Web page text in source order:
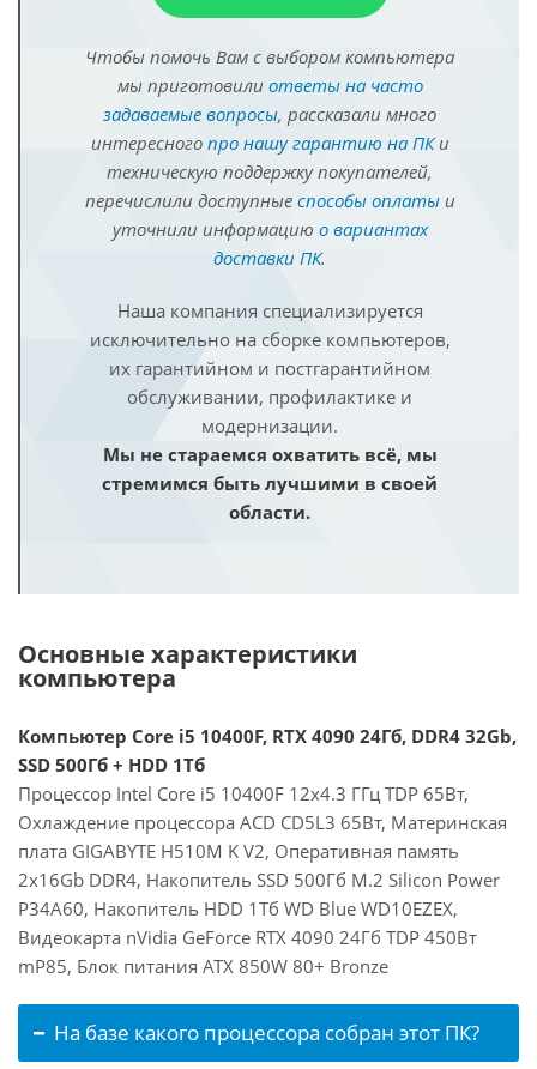
Чтобы помочь Вам с выбором компьютера
мы приготовили ответы на часто
задаваемые вопросы, рассказали много
интересного про нашу гарантию на ПКи
техническую поддержку покупателей,
перечислили доступные способы оплатыи
уточнили информацию о вариантах
доставки ПК.
Наша компания специализируется
исключительно на сборке компьютеров,
их гарантийном и постгарантийном
обслуживании, профилактике и
модернизации.
Мы не стараемся охватить всё, мы
стремимся быть лучшими в своей
области.
Основные характеристики
компьютера
Компьютер Core i5 10400F, RTX 4090 24Гб, DDR4 32Gb,
SSD 500Гб + HDD 1Тб
Процессор Intel Core i5 10400F 12x4.3 ГГц TDP 65Вт,
Охлаждение процессора ACD CD5L3 65Вт, Материнская
плата GIGABYTE H510M K V2, Оперативная память
2x16Gb DDR4, Накопитель SSD 500Гб M.2 Silicon Power
P34A60, Накопитель HDD 1Тб WD Blue WD10EZEX,
Видеокарта nVidia GeForce RTX 4090 24Гб TDP 450Вт
mP85, Блок питания ATX 850W 80+ Bronze
На базе какого процессора собран этот ПК?